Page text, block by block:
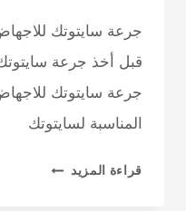
جرعة سايتوتك
قبل أخذ جرعة
المناسبة لسايتوتك
قراءة المزيد